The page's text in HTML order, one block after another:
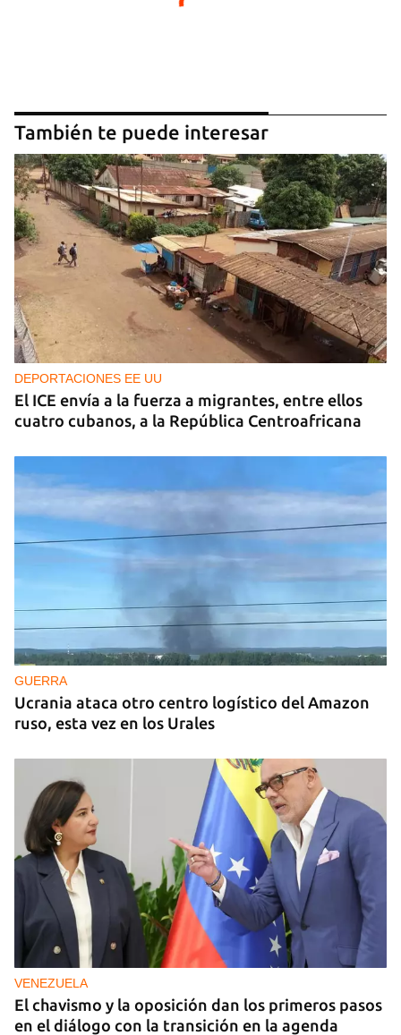
También te puede interesar
DEPORTACIONES EE UU
El ICE envía a la fuerza a migrantes, entre ellos
cuatro cubanos, a la República Centroafricana
GUERRA
Ucrania ataca otro centro logístico del Amazon
ruso, esta vez en los Urales
VENEZUELA
El chavismo y la oposición dan los primeros pasos
en el diálogo con la transición en la agenda